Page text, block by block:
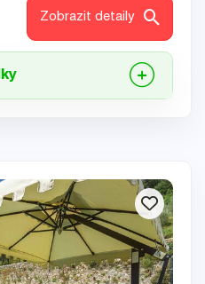
Zobrazit detaily